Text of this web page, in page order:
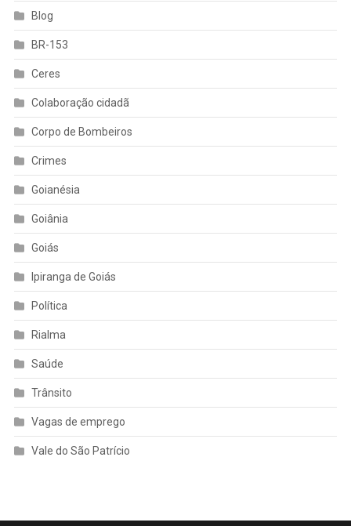
Blog
BR-153
Ceres
Colaboração cidadã
Corpo de Bombeiros
Crimes
Goianésia
Goiânia
Goiás
Ipiranga de Goiás
Política
Rialma
Saúde
Trânsito
Vagas de emprego
Vale do São Patrício